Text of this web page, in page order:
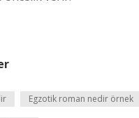
Egzotik roman nedir örnek